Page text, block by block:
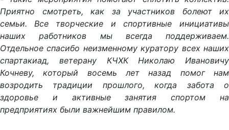
Приятно смотреть, как за участников болеют их
семьи.
Все творческие и спортивные инициативы
наших работников мы всегда поддерживаем.
Отдельное спасибо неизменному куратору всех наших
спартакиад, ветерану КЧХК Николаю Ивановичу
Кочневу, который восемь лет назад помог нам
возродить традиции прошлого, когда забота о
здоровье и активные занятия спортом на
предприятиях были важнейшим правилом.